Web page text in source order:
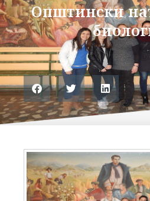
Општински